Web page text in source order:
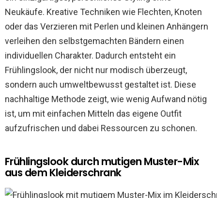
Neukäufe. Kreative Techniken wie Flechten, Knoten
oder das Verzieren mit Perlen und kleinen Anhängern
verleihen den selbstgemachten Bändern einen
individuellen Charakter. Dadurch entsteht ein
Frühlingslook, der nicht nur modisch überzeugt,
sondern auch umweltbewusst gestaltet ist. Diese
nachhaltige Methode zeigt, wie wenig Aufwand nötig
ist, um mit einfachen Mitteln das eigene Outfit
aufzufrischen und dabei Ressourcen zu schonen.
Frühlingslook durch mutigen Muster-Mix
aus dem Kleiderschrank